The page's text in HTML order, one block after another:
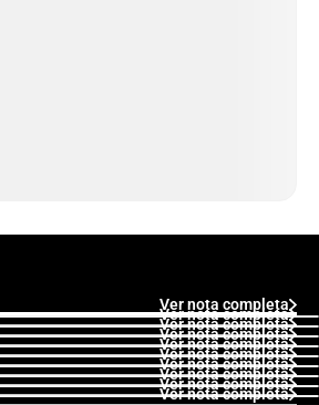
Ver nota completa
Ver nota completa
Ver nota completa
Ver nota completa
Ver nota completa
Ver nota completa
Ver nota completa
Ver nota completa
Ver nota completa
Ver nota completa